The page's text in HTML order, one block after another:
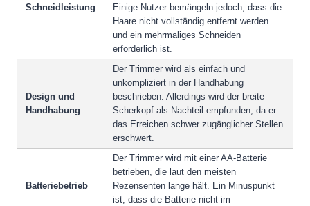
Schneidleistung
Einige Nutzer bemängeln jedoch, dass die
Haare nicht vollständig entfernt werden
und ein mehrmaliges Schneiden
erforderlich ist.
Design und
Handhabung
Der Trimmer wird als einfach und
unkompliziert in der Handhabung
beschrieben. Allerdings wird der breite
Scherkopf als Nachteil empfunden, da er
das Erreichen schwer zugänglicher Stellen
erschwert.
Batteriebetrieb
Der Trimmer wird mit einer AA-Batterie
betrieben, die laut den meisten
Rezensenten lange hält. Ein Minuspunkt
ist, dass die Batterie nicht im